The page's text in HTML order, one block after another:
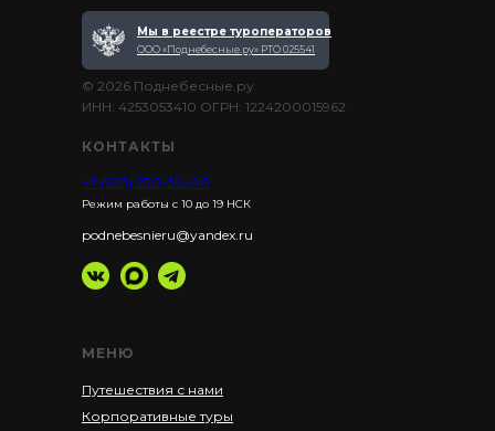
КОНТАКТЫ
+7 (923) 230-30-00
Режим работы с 10 до 19 НСК
podnebesnieru@yandex.ru
МЕНЮ
Путешествия с нами
Корпоративные туры
© 2026 Поднебесные.ру
Мы в реестре туроператоров
ООО «Поднебесные.ру» РТО 025541
ИНН: 4253053410 ОГРН: 1224200015962